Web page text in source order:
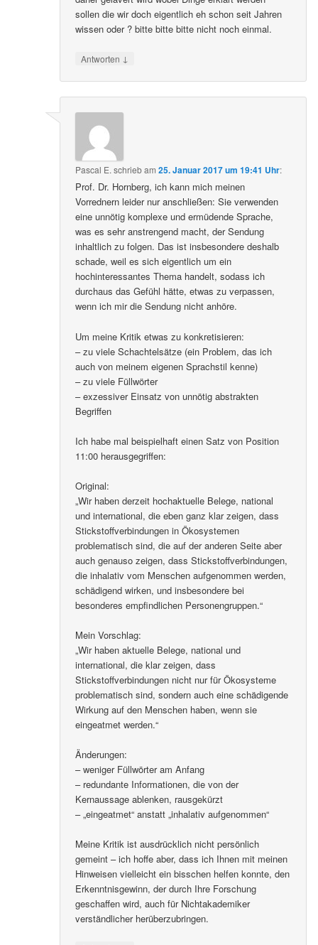
sollen die wir doch eigentlich eh schon seit Jahren
wissen oder ? bitte bitte bitte nicht noch einmal.
Antworten ↓
Pascal E.schriebam25. Januar 2017 um 19:41 Uhr:
Prof. Dr. Hornberg, ich kann mich meinen
Vorrednern leider nur anschließen: Sie verwenden
eine unnötig komplexe und ermüdende Sprache,
was es sehr anstrengend macht, der Sendung
inhaltlich zu folgen. Das ist insbesondere deshalb
schade, weil es sich eigentlich um ein
hochinteressantes Thema handelt, sodass ich
durchaus das Gefühl hätte, etwas zu verpassen,
wenn ich mir die Sendung nicht anhöre.
Um meine Kritik etwas zu konkretisieren:
– zu viele Schachtelsätze (ein Problem, das ich
auch von meinem eigenen Sprachstil kenne)
– zu viele Füllwörter
– exzessiver Einsatz von unnötig abstrakten
Begriffen
Ich habe mal beispielhaft einen Satz von Position
11:00 herausgegriffen:
Original:
„Wir haben derzeit hochaktuelle Belege, national
und international, die eben ganz klar zeigen, dass
Stickstoffverbindungen in Ökosystemen
problematisch sind, die auf der anderen Seite aber
auch genauso zeigen, dass Stickstoffverbindungen,
die inhalativ vom Menschen aufgenommen werden,
schädigend wirken, und insbesondere bei
besonderes empfindlichen Personengruppen.“
Mein Vorschlag:
„Wir haben aktuelle Belege, national und
international, die klar zeigen, dass
Stickstoffverbindungen nicht nur für Ökosysteme
problematisch sind, sondern auch eine schädigende
Wirkung auf den Menschen haben, wenn sie
eingeatmet werden.“
Änderungen:
– weniger Füllwörter am Anfang
– redundante Informationen, die von der
Kernaussage ablenken, rausgekürzt
– „eingeatmet“ anstatt „inhalativ aufgenommen“
Meine Kritik ist ausdrücklich nicht persönlich
gemeint – ich hoffe aber, dass ich Ihnen mit meinen
Hinweisen vielleicht ein bisschen helfen konnte, den
Erkenntnisgewinn, der durch Ihre Forschung
geschaffen wird, auch für Nichtakademiker
verständlicher herüberzubringen.